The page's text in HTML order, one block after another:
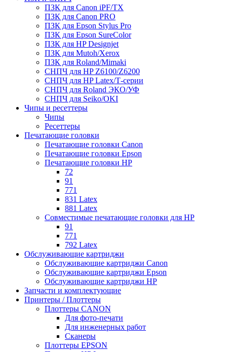
ПЗК для Canon iPF/TX
ПЗК для Canon PRO
ПЗК для Epson Stylus Pro
ПЗК для Epson SureColor
ПЗК для HP Designjet
ПЗК для Mutoh/Xerox
ПЗК для Roland/Mimaki
СНПЧ для HP Z6100/Z6200
СНПЧ для HP Latex/Т-cерии
СНПЧ для Roland ЭКО/УФ
СНПЧ для Seiko/OKI
Чипы и ресеттеры
Чипы
Ресеттеры
Печатающие головки
Печатающие головки Canon
Печатающие головки Epson
Печатающие головки HP
72
91
771
831 Latex
881 Latex
Совместимые печатающие головки для HP
91
771
792 Latex
Обслуживающие картриджи
Обслуживающие картриджи Canon
Обслуживающие картриджи Epson
Обслуживающие картриджи HP
Запчасти и комплектующие
Принтеры / Плоттеры
Плоттеры CANON
Для фото-печати
Для инженерных работ
Сканеры
Плоттеры EPSON